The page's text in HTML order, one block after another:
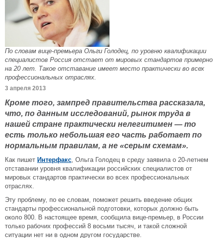
По словам вице-премьера Ольги Голодец, по уровню квалификации
специалистов Россия отстает от мировых стандартов примерно
на 20 лет. Такое отставание имеет место практически во всех
профессиональных отраслях.
3 апреля 2013
Кроме того, зампред правительства рассказала,
что, по данным исследований, рынок труда в
нашей стране практически нелегитимен — то
есть только небольшая его часть работает по
нормальным правилам, а не «серым схемам».
Как пишет Интерфакс, Ольга Голодец в среду заявила о 20-летнем
отставании уровня квалификации российских специалистов от
мировых стандартов практически во всех профессиональных
отраслях.
Эту проблему, по ее словам, поможет решить введение общих
стандарты профессиональной подготовки, которых должно быть
около 800. В настоящее время, сообщила вице-премьер, в России
только рабочих профессий 8 восьми тысяч, и такой сложной
ситуации нет ни в одном другом государстве.